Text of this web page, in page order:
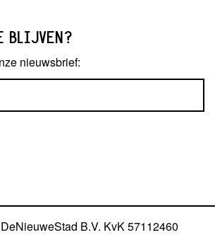
BLIJVEN?
nieuwsbrief:
B.V. KvK 57112460